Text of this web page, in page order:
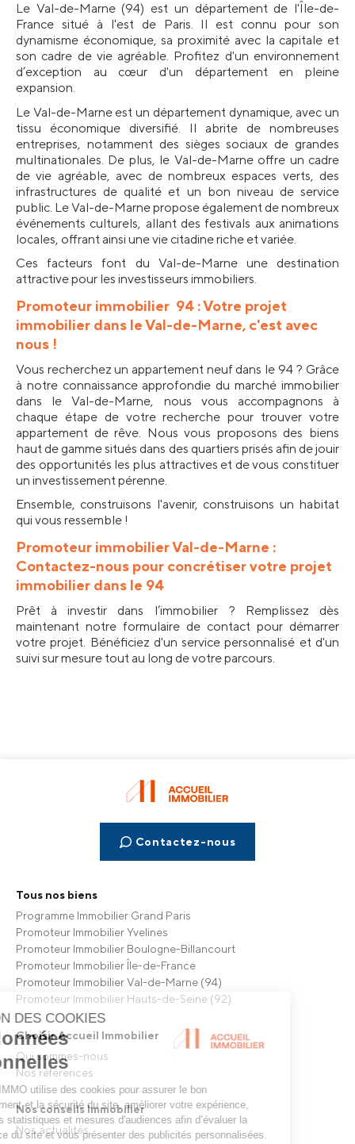
Le Val-de-Marne (94) est un département de l'Île-de-
France situé à l'est de Paris. Il est connu pour son
dynamisme économique, sa proximité avec la capitale et
son cadre de vie agréable. Profitez d'un environnement
d’exception au cœur d'un département en pleine
expansion.
Le Val-de-Marne est un département dynamique, avec un
tissu économique diversifié. Il abrite de nombreuses
entreprises, notamment des sièges sociaux de grandes
multinationales. De plus, le Val-de-Marne offre un cadre
de vie agréable, avec de nombreux espaces verts, des
infrastructures de qualité et un bon niveau de service
public. Le Val-de-Marne propose également de nombreux
événements culturels, allant des festivals aux animations
locales, offrant ainsi une vie citadine riche et variée.
Ces facteurs font du Val-de-Marne une destination
attractive pour les investisseurs immobiliers.
Promoteur immobilier  94 : Votre projet
immobilier dans le Val-de-Marne, c'est avec
nous !
Vous recherchez un appartement neuf dans le 94 ? Grâce
à notre connaissance approfondie du marché immobilier
dans le Val-de-Marne, nous vous accompagnons à
chaque étape de votre recherche pour trouver votre
appartement de rêve. Nous vous proposons des biens
haut de gamme situés dans des quartiers prisés afin de jouir
des opportunités les plus attractives et de vous constituer
un investissement pérenne.
Ensemble, construisons l'avenir, construisons un habitat
qui vous ressemble !
Promoteur immobilier Val-de-Marne :
Contactez-nous pour concrétiser votre projet
immobilier dans le 94
Prêt à investir dans l’immobilier ? Remplissez dès
maintenant notre formulaire de contact pour démarrer
votre projet. Bénéficiez d'un service personnalisé et d'un
suivi sur mesure tout au long de votre parcours.
Tous nos biens
Programme Immobilier Grand Paris
Promoteur Immobilier Yvelines
Promoteur Immobilier Boulogne-Billancourt
Promoteur Immobilier Île-de-France
Promoteur Immobilier Val-de-Marne (94)
Promoteur Immobilier Hauts-de-Seine (92)
Choisir Accueil Immobilier
Qui sommes-nous
Nos références
Nos conseils Immobilier
Nos actualités
Contactez-nous